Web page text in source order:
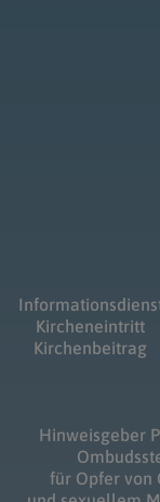
Kircheneintritt
Kirchenbeitrag
Hinweisgeber
für Opfer von